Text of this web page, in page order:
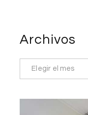
Archivos
Elegir el mes